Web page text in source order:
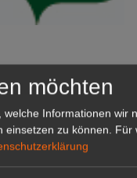
möchten
Informationen wir
einsetzen zu können. Für